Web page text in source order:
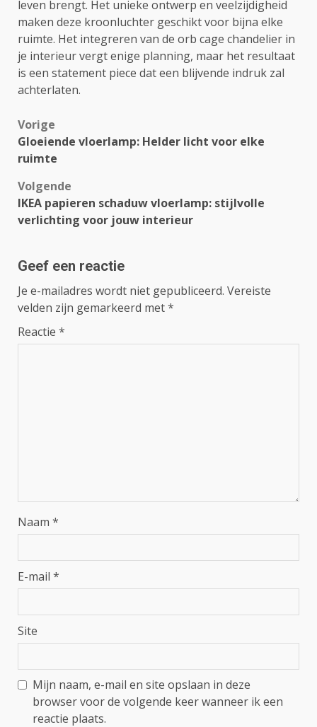
leven brengt. Het unieke ontwerp en veelzijdigheid
maken deze kroonluchter geschikt voor bijna elke
ruimte. Het integreren van de orb cage chandelier in
je interieur vergt enige planning, maar het resultaat
is een statement piece dat een blijvende indruk zal
achterlaten.
Bericht
navigatie
Vorige
Gloeiende vloerlamp: Helder licht voor elke
ruimte
Volgende
IKEA papieren schaduw vloerlamp: stijlvolle
verlichting voor jouw interieur
Geef een reactie
Je e-mailadres wordt niet gepubliceerd. Vereiste
velden zijn gemarkeerd met*
Reactie *
Naam *
E-mail *
Site
Mijn naam, e-mail en site opslaan in deze
browser voor de volgende keer wanneer ik een
reactie plaats.